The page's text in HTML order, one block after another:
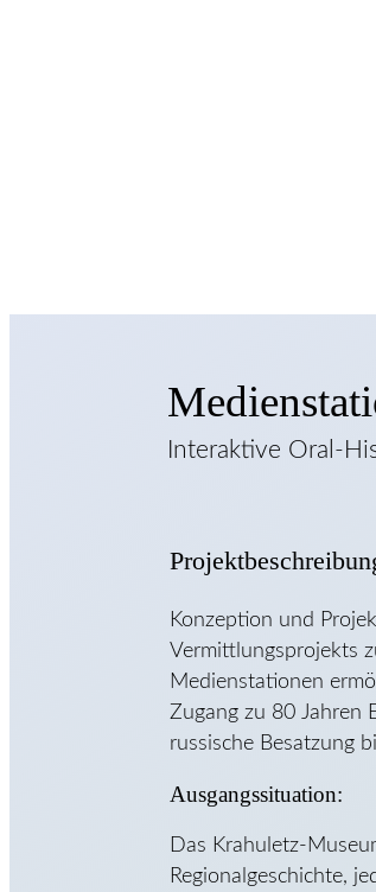
Interaktive Oral-
Konzeption und
Vermittlungsprojekts
Medienstationen
Zugang zu 80 Jahren
russische Besatzung
Ausgangssituation:
Das Krahuletz-
Regionalgeschichte,